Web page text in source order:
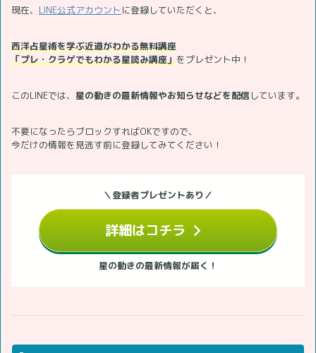
現在、 LINE公式アカウント に登録していただくと、
西洋占星術を学ぶ近道がわかる無料講座
「プレ・クラゲでもわかる星読み講座」をプレゼント中！
このLINEでは、 星の動きの最新情報やお知らせなどを配信しています。
不要になったらブロックすればOKですので、
今だけの情報を見逃す前に登録してみてください！
＼登録者プレゼントあり／
詳細はコチラ
星の動きの最新情報が届く！